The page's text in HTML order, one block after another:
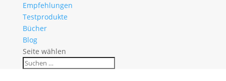
Empfehlungen
Testprodukte
Bücher
Blog
Seite wählen